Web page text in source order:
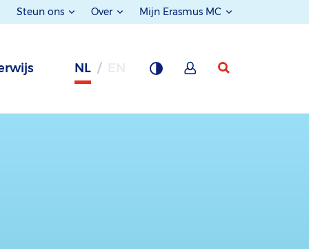
Steun ons Over Mijn Erasmus MC
NL